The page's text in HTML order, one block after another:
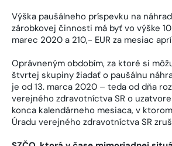
Výška paušálneho príspevku na
zárobkovej činnosti má byť vo výške
marec 2020 a 210,- EUR za mesiac
Oprávneným obdobím, za ktoré si
štvrtej skupiny žiadať o paušálnu
je od 13. marca 2020 – teda od dňa
verejného zdravotníctva SR o
konca kalendárneho mesiaca, v
Úradu verejného zdravotníctva SR